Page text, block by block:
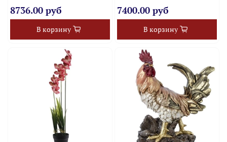
8736.00 руб
В корзину
7400.00 руб
В корзину